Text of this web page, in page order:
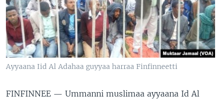
Ayyaana Iid Al Adahaa guyyaa harraa Finfinneetti
FINFINNEE — Ummanni muslimaa ayyaana Id Al